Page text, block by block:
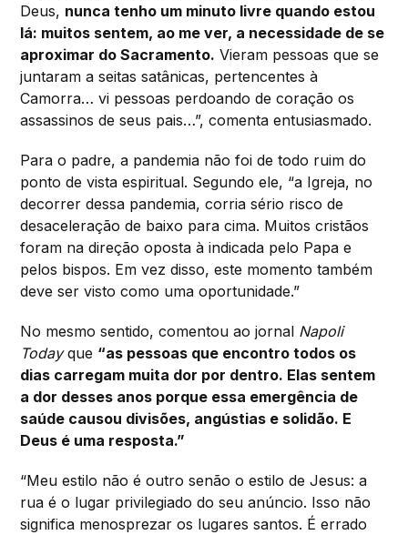
Deus, nunca tenho um minuto livre quando estou
lá: muitos sentem, ao me ver, a necessidade de se
aproximar do Sacramento. Vieram pessoas que se
juntaram a seitas satânicas, pertencentes à
Camorra… vi pessoas perdoando de coração os
assassinos de seus pais…”, comenta entusiasmado.
Para o padre, a pandemia não foi de todo ruim do
ponto de vista espiritual. Segundo ele, “a Igreja, no
decorrer dessa pandemia, corria sério risco de
desaceleração de baixo para cima. Muitos cristãos
foram na direção oposta à indicada pelo Papa e
pelos bispos. Em vez disso, este momento também
deve ser visto como uma oportunidade.”
No mesmo sentido, comentou ao jornal Napoli
Todayque “as pessoas que encontro todos os
dias carregam muita dor por dentro. Elas sentem
a dor desses anos porque essa emergência de
saúde causou divisões, angústias e solidão. E
Deus é uma resposta.”
“Meu estilo não é outro senão o estilo de Jesus: a
rua é o lugar privilegiado do seu anúncio. Isso não
significa menosprezar os lugares santos. É errado